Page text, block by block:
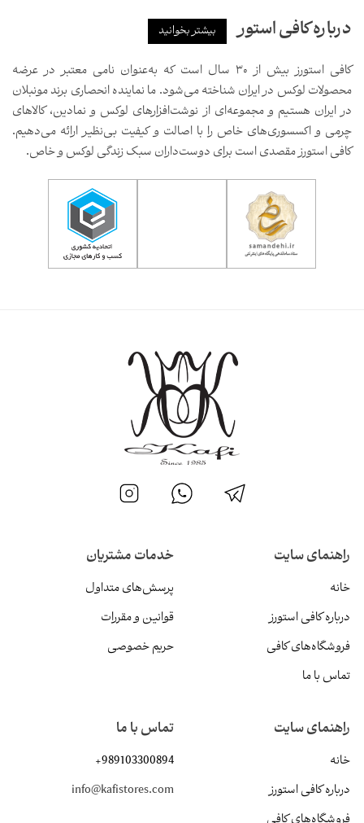
درباره کافی استور بیشتر بخوانید
کافی استورز بیش از ۳۰ سال است که به‌عنوان نامی معتبر در عرضه
محصولات لوکس در ایران شناخته می‌شود. ما نماینده انحصاری برند مونبلان
در ایران هستیم و مجموعه‌ای از نوشت‌افزارهای لوکس و نمادین، کالاهای
چرمی و اکسسوری‌های خاص را با اصالت و کیفیت بی‌نظیر ارائه می‌دهیم.
کافی استورز مقصدی است برای دوست‌داران سبک زندگی لوکس و خاص.
راهنمای سایت
خانه
درباره کافی استورز
فروشگاه‌های کافی
تماس با ما
خدمات مشتریان
پرسش‌های متداول
قوانین و مقررات
حریم خصوصی
راهنمای سایت
خانه
درباره کافی استورز
تماس با ما
+989103300894
info@kafistores.com